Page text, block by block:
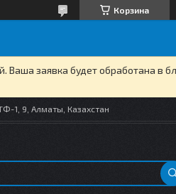
Корзина
Ваша заявка будет обработана в
1, 9, Алматы, Казахстан